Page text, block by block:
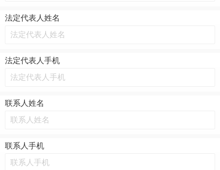
法定代表人姓名
法定代表人手机
联系人姓名
联系人手机